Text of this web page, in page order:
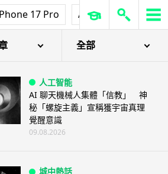
17 Pro AirPods Pro 3
全部
人工智能
AI 聊天機械人集體「信教」 神
秘「螺旋主義」宣稱獲宇宙真理
覺醒意識
09.08.2026
城中熱話